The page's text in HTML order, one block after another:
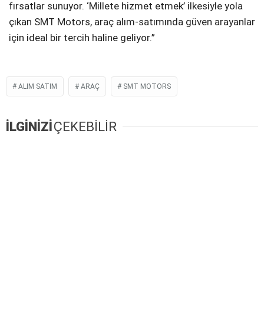
fırsatlar sunuyor. ‘Millete hizmet etmek’ ilkesiyle yola
çıkan SMT Motors, araç alım-satımında güven arayanlar
için ideal bir tercih haline geliyor.”
ALIM SATIM ARAÇ SMT MOTORS
İLGİNİZİÇEKEBİLİR